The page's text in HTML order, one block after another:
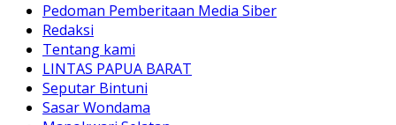
Pedoman Pemberitaan Media Siber
Redaksi
Tentang kami
LINTAS PAPUA BARAT
Seputar Bintuni
Sasar Wondama